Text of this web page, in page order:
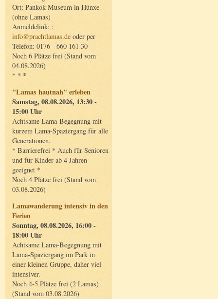
Ort: Pankok Museum in Hünxe
(ohne Lamas)
Anmeldelink: :
info@prachtlamas.de oder per
Telefon: 0176 - 660 161 30
Noch 6 Plätze frei (Stand vom
04.08.2026)
* * *
"Lamas hautnah" erleben
Samstag, 08.08.2026, 13:30 -
15:00 Uhr
Achtsame Lama-Begegnung mit
kurzem Lama-Spaziergang für alle
Generationen.
* Barrierefrei * Auch für Senioren
und für Kinder ab 4 Jahren
geeignet *
Noch 4 Plätze frei (Stand vom
03.08.2026)
Lamawanderung intensiv in den
Ferien
Sonntag, 08.08.2026, 16:00 -
18:00 Uhr
Achtsame Lama-Begegnung mit
Lama-Spaziergang im Park in
einer kleinen Gruppe, daher viel
intensiver.
Noch 4-5 Plätze frei (2 Lamas)
(Stand vom 03.08.2026)